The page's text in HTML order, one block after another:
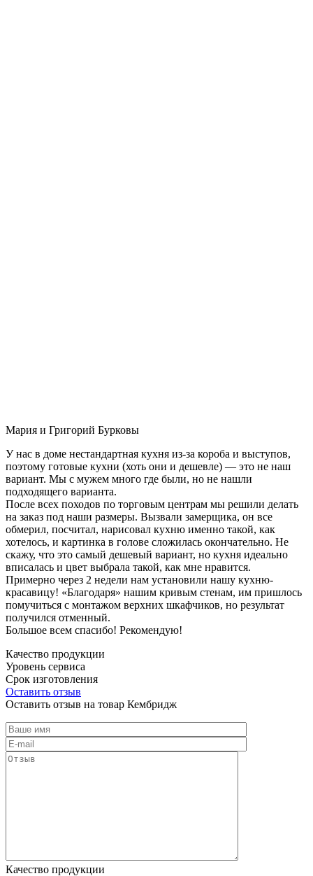
Мария и Григорий Бурковы
У нас в доме нестандартная кухня из-за короба и выступов,
поэтому готовые кухни (хоть они и дешевле) — это не наш
вариант. Мы с мужем много где были, но не нашли
подходящего варианта.
После всех походов по торговым центрам мы решили делать
на заказ под наши размеры. Вызвали замерщика, он все
обмерил, посчитал, нарисовал кухню именно такой, как
хотелось, и картинка в голове сложилась окончательно. Не
скажу, что это самый дешевый вариант, но кухня идеально
вписалась и цвет выбрала такой, как мне нравится.
Примерно через 2 недели нам установили нашу кухню-
красавицу! «Благодаря» нашим кривым стенам, им пришлось
помучиться с монтажом верхних шкафчиков, но результат
получился отменный.
Большое всем спасибо! Рекомендую!
Качество продукции
Уровень сервиса
Срок изготовления
Оставить отзыв
Оставить отзыв на товар Кембридж
Качество продукции